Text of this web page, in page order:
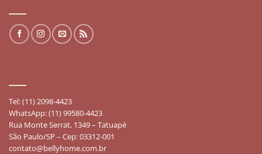
Tel: (11) 2098-4423
WhatsApp: (11) 99580-4423
Rua Monte Serrat, 1349 – Tatuapé
São Paulo/SP – Cep: 03312-001
contato@bellyhome.com.br